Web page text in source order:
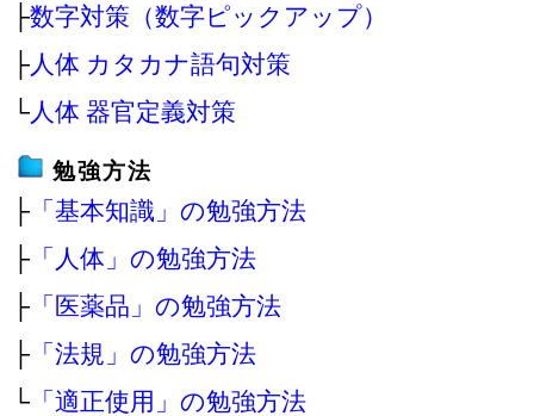
├数字対策（数字ピックアップ）
├人体 カタカナ語句対策
└人体 器官定義対策
勉強方法
├ 「基本知識」の勉強方法
├ 「人体」の勉強方法
├ 「医薬品」の勉強方法
├ 「法規」の勉強方法
└ 「適正使用」の勉強方法